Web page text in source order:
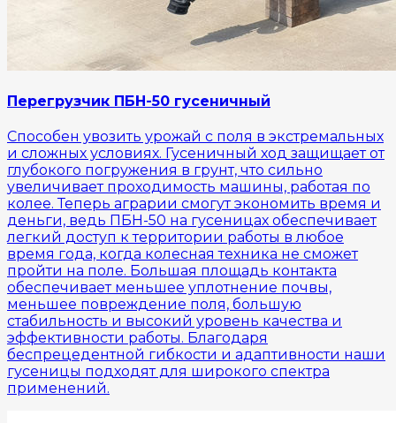
Перегрузчик ПБН-50 гусеничный
Способен увозить урожай с поля в экстремальных
и сложных условиях. Гусеничный ход защищает от
глубокого погружения в грунт, что сильно
увеличивает проходимость машины, работая по
колее. Теперь аграрии смогут экономить время и
деньги, ведь ПБН-50 на гусеницах обеспечивает
легкий доступ к территории работы в любое
время года, когда колесная техника не сможет
пройти на поле. Большая площадь контакта
обеспечивает меньшее уплотнение почвы,
меньшее повреждение поля, большую
стабильность и высокий уровень качества и
эффективности работы. Благодаря
беспрецедентной гибкости и адаптивности наши
гусеницы подходят для широкого спектра
применений.